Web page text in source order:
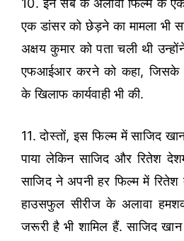
10. इन सब के अलावा फिल्म के एक
एक डांसर को छेड़ने का मामला भी
अक्षय कुमार को पता चली थी
एफआईआर करने को कहा, जिसके
के खिलाफ कार्यवाही भी की.
11. दोस्तों, इस फिल्म में साजिद
पाया लेकिन साजिद और रितेश
साजिद ने अपनी हर फिल्म में
हाउसफुल सीरीज के अलावा
जरूरी है भी शामिल हैं. साजिद